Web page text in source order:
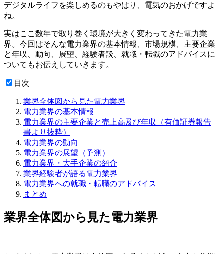
デジタルライフを楽しめるのもやはり、電気のおかげですよ
ね。
実はここ数年で取り巻く環境が大きく変わってきた電力業
界。今回はそんな電力業界の基本情報、市場規模、主要企業
と年収、動向、展望、経験者談、就職・転職のアドバイスに
ついてもお伝えしていきます。
目次
業界全体図から見た電力業界
電力業界の基本情報
電力業界の主要企業と売上高及び年収（有価証券報告
書より抜粋）
電力業界の動向
電力業界の展望（予測）
電力業界・大手企業の紹介
業界経験者が語る電力業界
電力業界への就職・転職のアドバイス
まとめ
業界全体図から見た電力業界